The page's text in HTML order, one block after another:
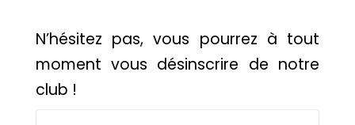
N’hésitez pas, vous pourrez à tout
moment vous désinscrire de notre
club !